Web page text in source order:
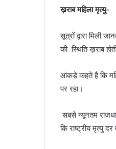
ख़राब महिला मृत्यु-
सूत्रों द्वारा मिली
की स्थिति ख़राब
आंकड़े कहते है कि
पर रहा।
सबसे न्यूनतम
कि राष्ट्रीय मृत्यु